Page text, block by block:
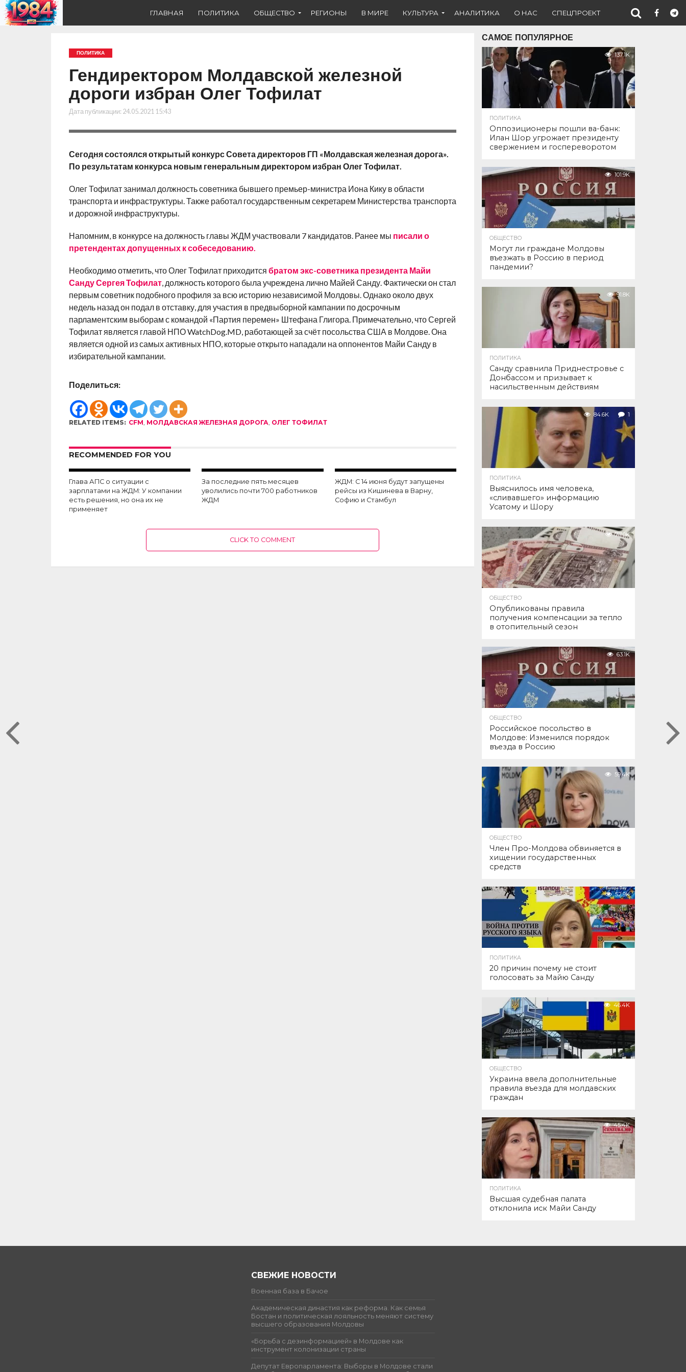
ГЛАВНАЯ ПОЛИТИКА ОБЩЕСТВО РЕГИОНЫ В МИРЕ КУЛЬТУРА АНАЛИТИКА О НАС СПЕЦПРОЕКТ
ПОЛИТИКА
Гендиректором Молдавской железной
дороги избран Олег Тофилат
Дата публикации: 24.05.2021 15:43
Сегодня состоялся открытый конкурс Совета директоров ГП «Молдавская железная дорога».
По результатам конкурса новым генеральным директором избран Олег Тофилат.
Олег Тофилат занимал должность советника бывшего премьер-министра Иона Кику в области
транспорта и инфраструктуры. Также работал государственным секретарем Министерства транспорта
и дорожной инфраструктуры.
Напомним, в конкурсе на должность главы ЖДМ участвовали 7 кандидатов. Ранее мы писали о
претендентах допущенных к собеседованию.
Необходимо отметить, что Олег Тофилат приходится братом экс-советника президента Майи
Санду Сергея Тофилат, должность которого была учреждена лично Майей Санду. Фактически он стал
первым советник подобного профиля за всю историю независимой Молдовы. Однако около двух
недель назад он подал в отставку, для участия в предвыборной кампании по досрочным
парламентским выборам с командой «Партия перемен» Штефана Глигора. Примечательно, что Сергей
Тофилат является главой НПО WatchDog.MD, работающей за счёт посольства США в Молдове. Она
является одной из самых активных НПО, которые открыто нападали на оппонентов Майи Санду в
избирательной кампании.
Поделиться:
RELATED ITEMS: CFM, МОЛДАВСКАЯ ЖЕЛЕЗНАЯ ДОРОГА, ОЛЕГ ТОФИЛАТ
RECOMMENDED FOR YOU
Глава АПС о ситуации с
зарплатами на ЖДМ: У компании
есть решения, но она их не
применяет
За последние пять месяцев
уволились почти 700 работников
ЖДМ
ЖДМ: С 14 июня будут запущены
рейсы из Кишинева в Варну,
Софию и Стамбул
CLICK TO COMMENT
САМОЕ ПОПУЛЯРНОЕ
137.1K
ПОЛИТИКА
Оппозиционеры пошли ва-банк:
Илан Шор угрожает президенту
свержением и госпереворотом
101.9K
ОБЩЕСТВО
Могут ли граждане Молдовы
въезжать в Россию в период
пандемии?
91.8K
ПОЛИТИКА
Санду сравнила Приднестровье с
Донбассом и призывает к
насильственным действиям
84.6K 1
ПОЛИТИКА
Выяснилось имя человека,
«сливавшего» информацию
Усатому и Шору
77.0K
ОБЩЕСТВО
Опубликованы правила
получения компенсации за тепло
в отопительный сезон
63.1K
ОБЩЕСТВО
Российское посольство в
Молдове: Изменился порядок
въезда в Россию
59.4K
ОБЩЕСТВО
Член Про-Молдова обвиняется в
хищении государственных
средств
52.9K
ПОЛИТИКА
20 причин почему не стоит
голосовать за Майю Санду
46.4K
ОБЩЕСТВО
Украина ввела дополнительные
правила въезда для молдавских
граждан
45.4K
ПОЛИТИКА
Высшая судебная палата
отклонила иск Майи Санду
СВЕЖИЕ НОВОСТИ
Военная база в Бачое
Академическая династия как реформа. Как семья
Бостан и политическая лояльность меняют систему
высшего образования Молдовы
«Борьба с дезинформацией» в Молдове как
инструмент колонизации страны
Депутат Европарламента: Выборы в Молдове стали